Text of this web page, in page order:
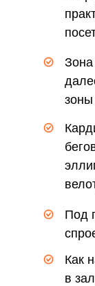
Под
Как
в